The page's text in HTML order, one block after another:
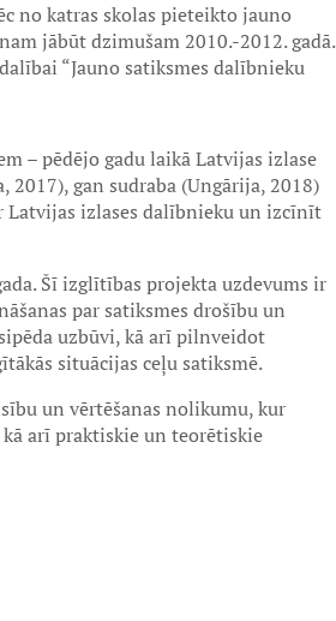
no katras skolas pieteikto jauno
jābūt dzimušam 2010.-2012. gadā.
“Jauno satiksmes dalībnieku
– pēdējo gadu laikā Latvijas izlase
gan sudraba (Ungārija, 2018)
Latvijas izlases dalībnieku un izcīnīt
Šī izglītības projekta uzdevums ir
par satiksmes drošību un
uzbūvi, kā arī pilnveidot
situācijas ceļu satiksmē.
un vērtēšanas nolikumu, kur
arī praktiskie un teorētiskie